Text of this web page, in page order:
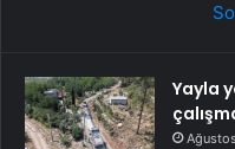
Yayla